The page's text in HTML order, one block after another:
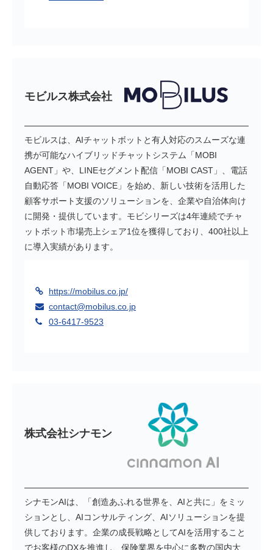
モビルス株式会社
モビルスは、AIチャットボットと有人対応のスムーズな連
携が可能なハイブリッドチャットシステム「MOBI
AGENT」や、LINEセグメント配信「MOBI CAST」、電話
自動応答「MOBI VOICE」を始め、新しい技術を活用した
顧客サポート支援のソリューションを、企業や自治体向け
に開発・提供しています。モビシリーズは4年連続でチャ
ットボット市場売上シェア1位を獲得しており、400社以上
に導入実績があります。
https://mobilus.co.jp/
contact@mobilus.co.jp
03-6417-9523
株式会社シナモン
シナモンAIは、「創造あふれる世界を、AIと共に」をミッ
ションとし、AIコンサルティング、AIソリューションを提
供しております。企業の成長戦略としてAIを活用すること
でお客様のDXを推進し、保険業界を中心に多数の国内大